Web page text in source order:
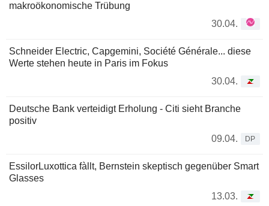
makroökonomische Trübung
30.04.
Schneider Electric, Capgemini, Société Générale... diese
Werte stehen heute in Paris im Fokus
30.04.
Deutsche Bank verteidigt Erholung - Citi sieht Branche
positiv
09.04.
DP
EssilorLuxottica fàllt, Bernstein skeptisch gegenüber Smart
Glasses
13.03.